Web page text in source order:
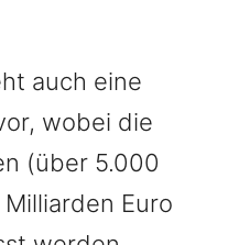
auch eine
wobei die
(über 5.000
Euro